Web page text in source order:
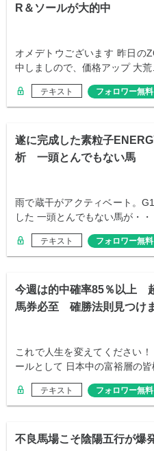
R＆ソールが大的中
オメデトウございます 昨日の
中しましので、価格アップ 大荒
テキスト フォロワー無料
遂に完成した素粒子
析 一頭とんでもない馬
雨で蔵干がアクティベート。
した 一頭とんでもない馬が・
テキスト フォロワー無料
今週は的中確率85％以上
馬券必至 確勝法則見つけ
これで人生を変えてください
ールとして 日本中の富裕層の
テキスト フォロワー無料
不良馬場こそ陰陽五行が爆